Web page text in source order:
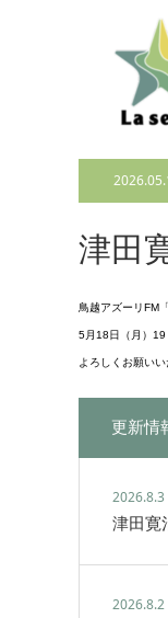
津田
鳥越アズーリFM
5月18日（月）19
よろしくお願いい
更新情
2026.8.3
津田寛
2026.8.2